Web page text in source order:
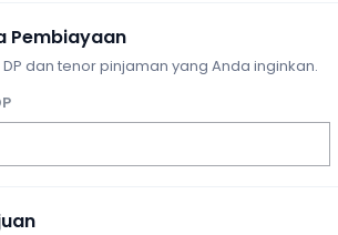
Pembiayaan
dan tenor pinjaman yang Anda inginkan.